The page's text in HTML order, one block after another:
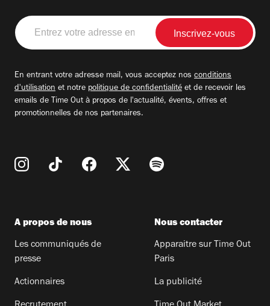
Entrez
votre
adresse
En entrant votre adresse mail, vous acceptez nos conditions
d'utilisation et notre politique de confidentialité et de recevoir les
emails de Time Out à propos de l'actualité, évents, offres et
promotionnelles de nos partenaires.
A propos de nous
Les communiqués de
presse
Actionnaires
Nous contacter
Apparaitre sur Time Out
Paris
La publicité